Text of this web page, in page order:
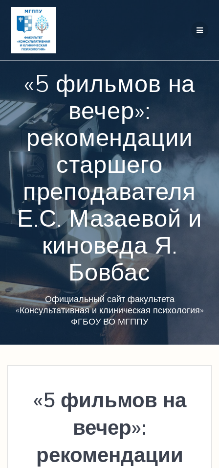
«5 фильмов на
вечер»:
рекомендации
старшего
преподавателя
Е.С. Мазаевой и
киноведа Я.
Бовбас
Официальный сайт факультета
«Консультативная и клиническая психология»
ФГБОУ ВО МГППУ
«5 фильмов на
вечер»:
рекомендации